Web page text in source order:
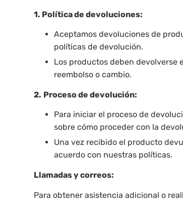
1. Política de devoluciones:
Aceptamos devoluciones de
políticas de devolución.
Los productos deben devolverse
reembolso o cambio.
2. Proceso de devolución:
Para iniciar el proceso de
sobre cómo proceder con la
Una vez recibido el producto
acuerdo con nuestras políticas.
Llamadas y correos:
Para obtener asistencia adicional o